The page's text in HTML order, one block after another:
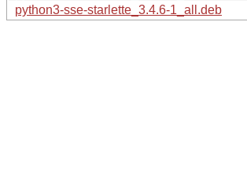
python3-sse-starlette_3.4.6-1_all.deb